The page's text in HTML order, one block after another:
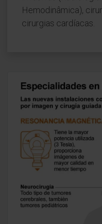
Hemodinâmica),
cirurgias cardíacas.